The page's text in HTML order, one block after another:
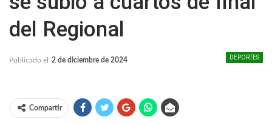
del Regional
DEPORTES
Publicado el 2 de diciembre de 2024
Compartir